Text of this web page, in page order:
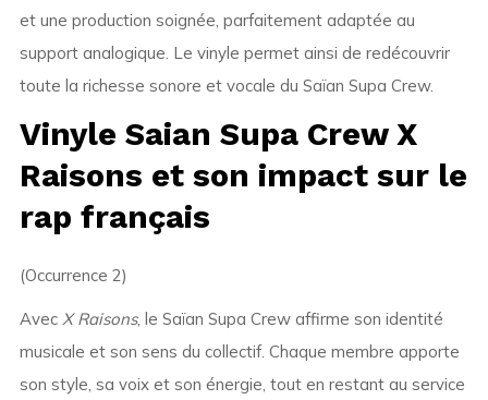
et une production soignée, parfaitement adaptée au
support analogique. Le vinyle permet ainsi de redécouvrir
toute la richesse sonore et vocale du Saïan Supa Crew.
Vinyle Saian Supa Crew X
Raisons et son impact sur le
rap français
(Occurrence 2)
Avec X Raisons, le Saïan Supa Crew affirme son identité
musicale et son sens du collectif. Chaque membre apporte
son style, sa voix et son énergie, tout en restant au service